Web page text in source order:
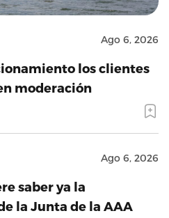
Ago 6, 2026
los clientes
moderación
Ago 6, 2026
saber ya la
la Junta de la AAA